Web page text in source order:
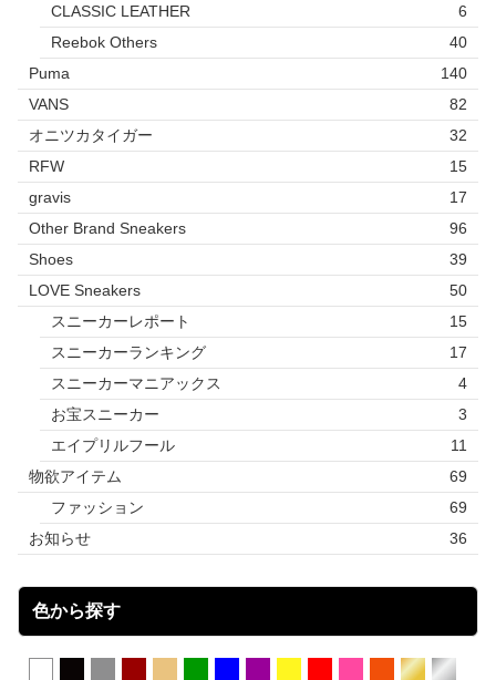
CLASSIC LEATHER
6
Reebok Others
40
Puma
140
VANS
82
オニツカタイガー
32
RFW
15
gravis
17
Other Brand Sneakers
96
Shoes
39
LOVE Sneakers
50
スニーカーレポート
15
スニーカーランキング
17
スニーカーマニアックス
4
お宝スニーカー
3
エイプリルフール
11
物欲アイテム
69
ファッション
69
お知らせ
36
色から探す